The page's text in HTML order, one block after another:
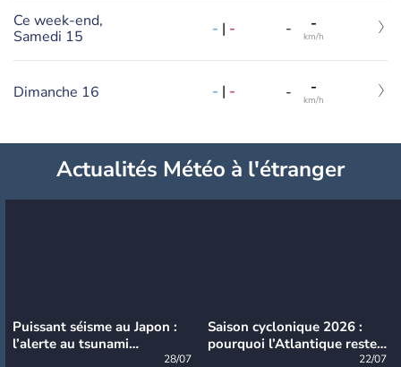
Ce week-end,
Samedi 15
- | - - -
km/h
Dimanche 16 - | - - -
km/h
Actualités Météo à l'étranger
Puissant séisme au Japon :
l’alerte au tsunami
28/07
Saison cyclonique 2026 :
pourquoi l’Atlantique reste
22/07